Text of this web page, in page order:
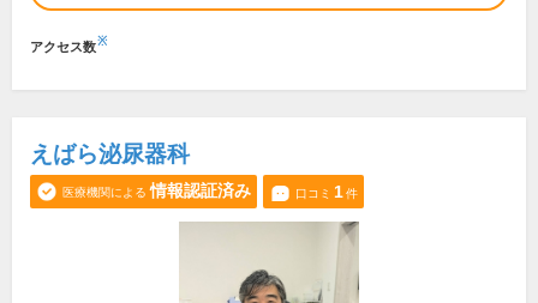
アクセス数※
えばら泌尿器科
医療機関による 情報認証済み 口コミ 1件